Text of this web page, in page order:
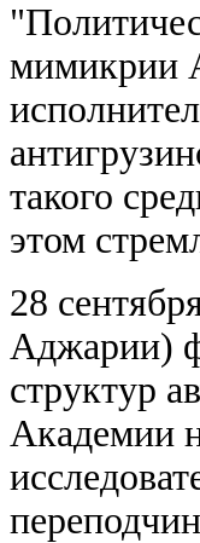
мимикрии
такого
этом
28
Аджарии)
структур
Академии